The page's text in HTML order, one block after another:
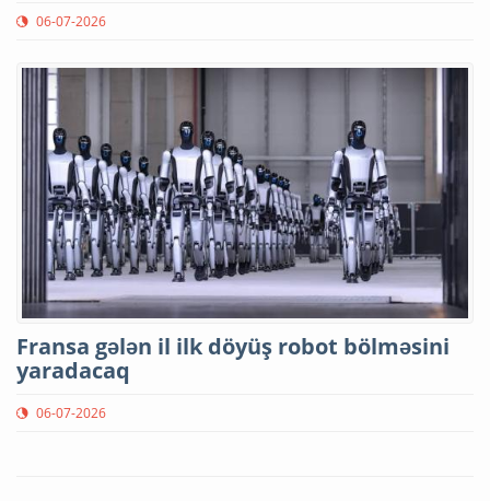
06-07-2026
Fransa gələn il ilk döyüş robot bölməsini
yaradacaq
06-07-2026